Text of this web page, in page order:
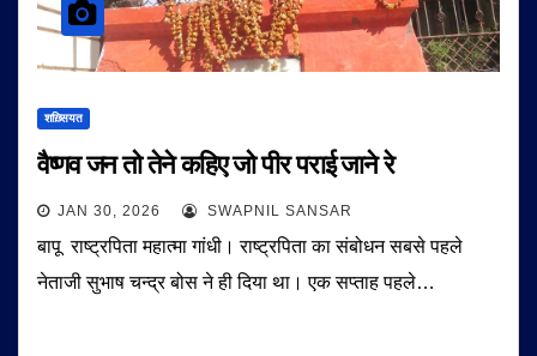
शख़्सियत
वैष्णव जन तो तेने कहिए जो पीर पराई जाने रे
JAN 30, 2026 SWAPNIL SANSAR
बापू राष्ट्रपिता महात्मा गांधी। राष्ट्रपिता का संबोधन सबसे पहले
नेताजी सुभाष चन्द्र बोस ने ही दिया था। एक सप्ताह पहले…